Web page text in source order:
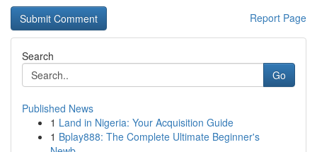
Report Page
Search
Go
Published News
1 Land in Nigeria: Your Acquisition Guide
1 Bplay888: The Complete Ultimate Beginner's